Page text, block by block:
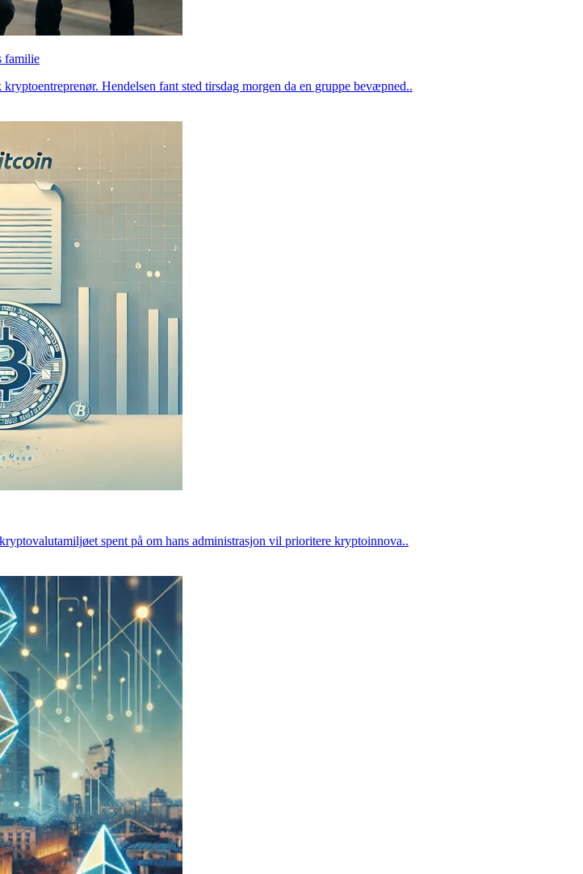
familie
Hendelsen fant sted tirsdag morgen da en gruppe bevæpned..
spent på om hans administrasjon vil prioritere kryptoinnova..